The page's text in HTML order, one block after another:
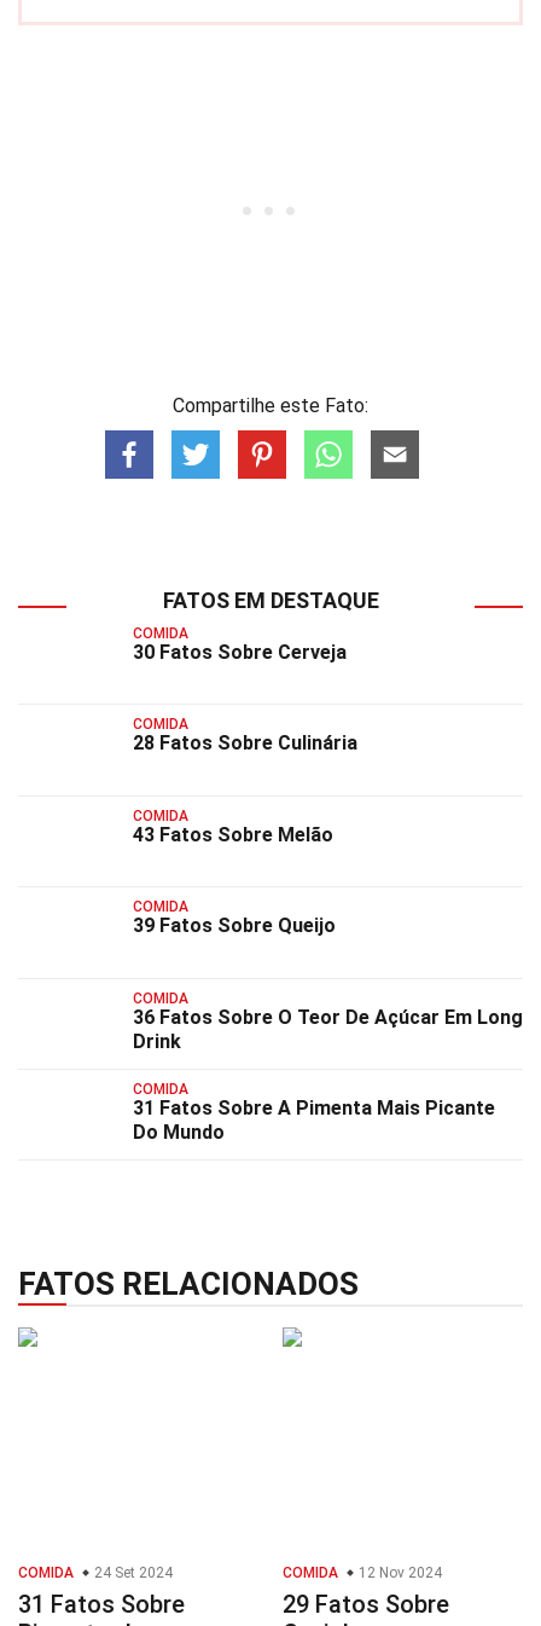
Compartilhe este Fato:
FATOS EM DESTAQUE
COMIDA
30 Fatos Sobre Cerveja
COMIDA
28 Fatos Sobre Culinária
COMIDA
43 Fatos Sobre Melão
COMIDA
39 Fatos Sobre Queijo
COMIDA
36 Fatos Sobre O Teor De Açúcar Em Long
Drink
COMIDA
31 Fatos Sobre A Pimenta Mais Picante
Do Mundo
FATOS RELACIONADOS
COMIDA 24 Set 2024
31 Fatos Sobre
COMIDA 12 Nov 2024
29 Fatos Sobre